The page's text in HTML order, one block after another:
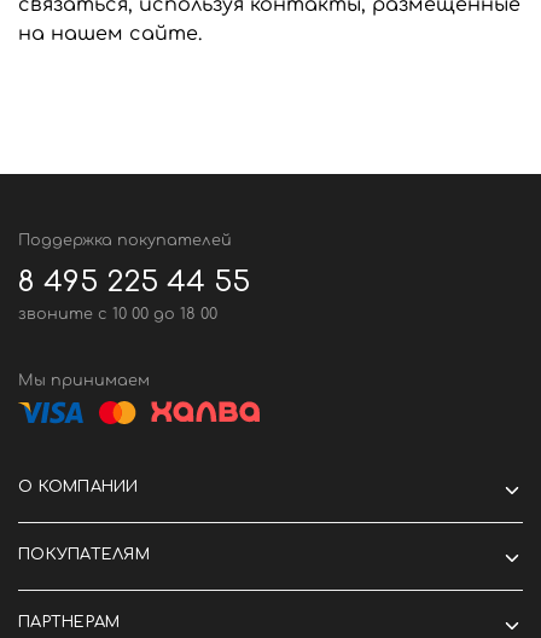
связаться, используя контакты, размещенные
на нашем сайте.
Поддержка покупателей
8 495 225 44 55
звоните c 10 00 до 18 00
Мы принимаем
О КОМПАНИИ
ПОКУПАТЕЛЯМ
ПАРТНЕРАМ